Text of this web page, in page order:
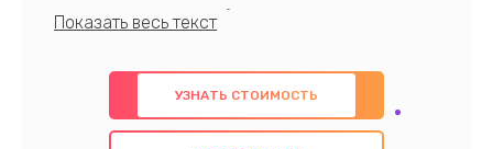
профессионалов с обширными знаниями и
предлагаем быстрый и качественный ремонт с
использованием оригинальных компонентов, а
также гарантируем качество всех
УЗНАТЬ СТОИМОСТЬ